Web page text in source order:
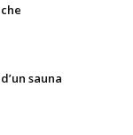
sauna